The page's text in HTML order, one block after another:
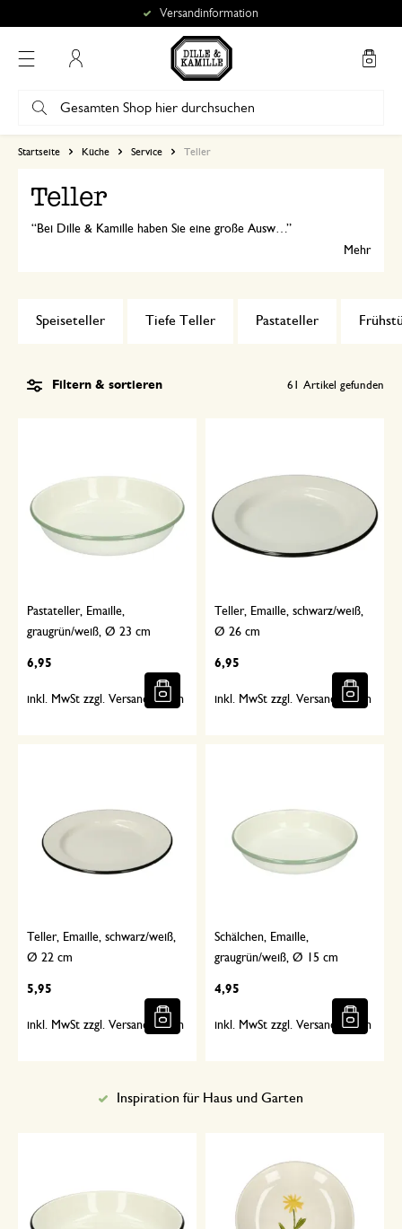
Versandinformation
Startseite Küche Service Teller
Teller
Bei Dille & Kamille haben Sie eine große Auswahl an Tellern: von Emaille bis Porzellan und von Holz bis Steingut. Der richtige Teller für jeden Geschmack!
Mehr
Speiseteller Tiefe Teller Pastateller
Filtern & sortieren 61 Artikel gefunden
Pastateller, Emaille,
graugrün/weiß, Ø 23 cm
6,95
inkl. MwSt zzgl. Versandkosten
Teller, Emaille, schwarz/weiß,
Ø 26 cm
6,95
inkl. MwSt zzgl. Versandkosten
Teller, Emaille, schwarz/weiß,
Ø 22 cm
5,95
inkl. MwSt zzgl. Versandkosten
Schälchen, Emaille,
graugrün/weiß, Ø 15 cm
4,95
inkl. MwSt zzgl. Versandkosten
Inspiration für Haus und Garten